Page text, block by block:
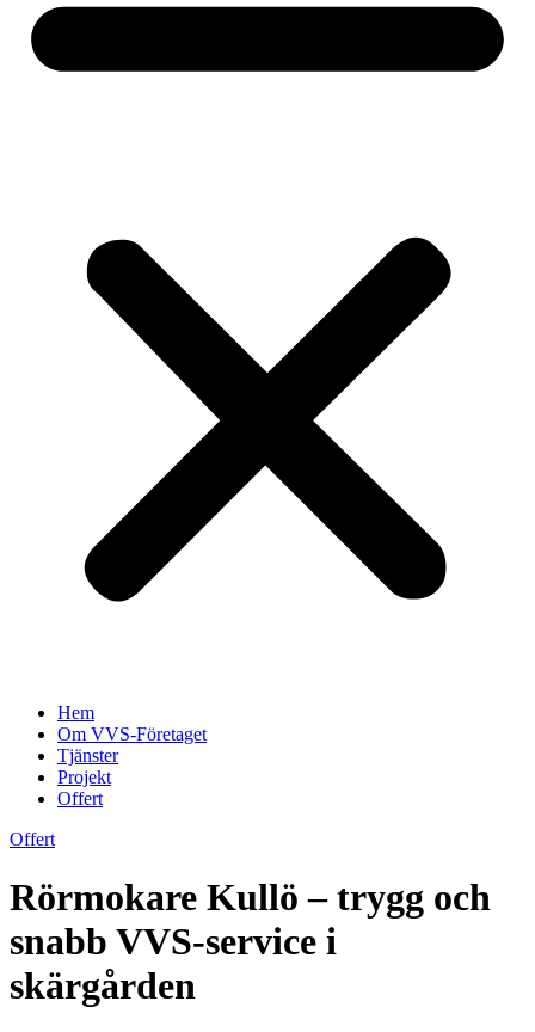
Hem
Om VVS-Företaget
Tjänster
Projekt
Offert
Offert
Rörmokare Kullö – trygg och
snabb VVS-service i
skärgården